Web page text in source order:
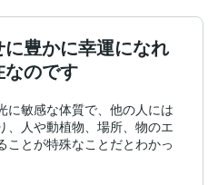
豊かに幸運になれ
なのです
に敏感な体質で、他の人には
、人や動植物、場所、物のエ
ことが特殊なことだとわかっ